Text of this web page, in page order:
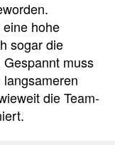
hohe
sogar die
muss
die Team-